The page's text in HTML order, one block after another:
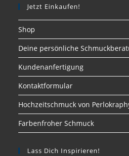
Jetzt Einkaufen!
Shop
Deine persönliche
Kundenanfertigung
Kontaktformular
Hochzeitschmuck von
Farbenfroher Schmuck
Lass Dich Inspirieren!